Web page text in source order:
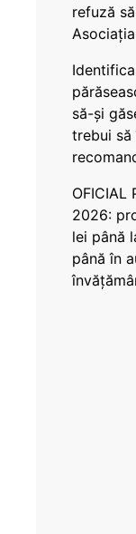
refuză
să-și
trebui să
OFICIAL
2026:
lei până
până în